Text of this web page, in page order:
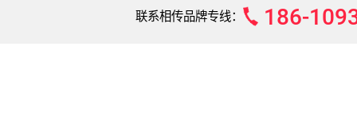
联系相传品牌专线： 186-